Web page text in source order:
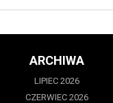
ARCHIWA
LIPIEC 2026
CZERWIEC 2026